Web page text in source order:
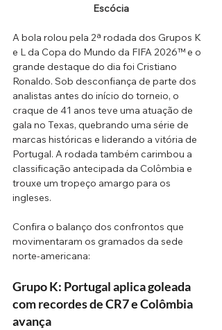
Escócia
A bola rolou pela 2ª rodada dos Grupos K
e L da Copa do Mundo da FIFA 2026™ e o
grande destaque do dia foi Cristiano
Ronaldo. Sob desconfiança de parte dos
analistas antes do início do torneio, o
craque de 41 anos teve uma atuação de
gala no Texas, quebrando uma série de
marcas históricas e liderando a vitória de
Portugal. A rodada também carimbou a
classificação antecipada da Colômbia e
trouxe um tropeço amargo para os
ingleses.
Confira o balanço dos confrontos que
movimentaram os gramados da sede
norte-americana:
Grupo K: Portugal aplica goleada
com recordes de CR7 e Colômbia
avança